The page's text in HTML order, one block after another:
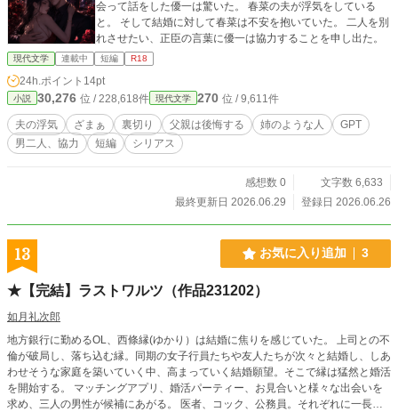
会って話をした優一は驚いた。 春菜の夫が浮気をしている
と。 そして結婚に対して春菜は不安を抱いていた。 二人を別
れさせたい、正臣の言葉に優一は協力することを申し出た。
現代文学 連載中 短編 R18
24h.ポイント 14pt
小説 30,276 位 / 228,618件 現代文学 270 位 / 9,611件
夫の浮気 ざまぁ 裏切り 父親は後悔する 姉のような人
GPT
男二人、協力
短編 シリアス
感想数 0
文字数 6,633
最終更新日 2026.06.29
登録日 2026.06.26
13 お気に入り追加 3
★【完結】ラストワルツ（作品231202）
如月礼次郎
地方銀行に勤めるOL、西條縁(ゆかり）は結婚に焦りを感じていた。 上司との不
倫が破局し、落ち込む縁。同期の女子行員たちや友人たちが次々と結婚し、しあ
わせそうな家庭を築いていく中、高まっていく結婚願望。そこで縁は猛然と婚活
を開始する。 マッチングアプリ、婚活パーティー、お見合いと様々な出会いを
求め、三人の男性が候補にあがる。 医者、コック、公務員。それぞれに一長一